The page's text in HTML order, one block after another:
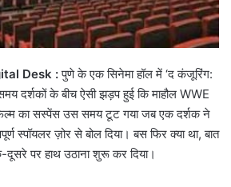
Desk :पुणे के एक सिनेमा हॉल में ‘द कंजूरिंग:
दर्शकों के बीच ऐसी झड़प हुई कि माहौल WWE
का सस्पेंस उस समय टूट गया जब एक दर्शक ने
स्पॉयलर ज़ोर से बोल दिया। बस फिर क्या था, बात
दूसरे पर हाथ उठाना शुरू कर दिया।